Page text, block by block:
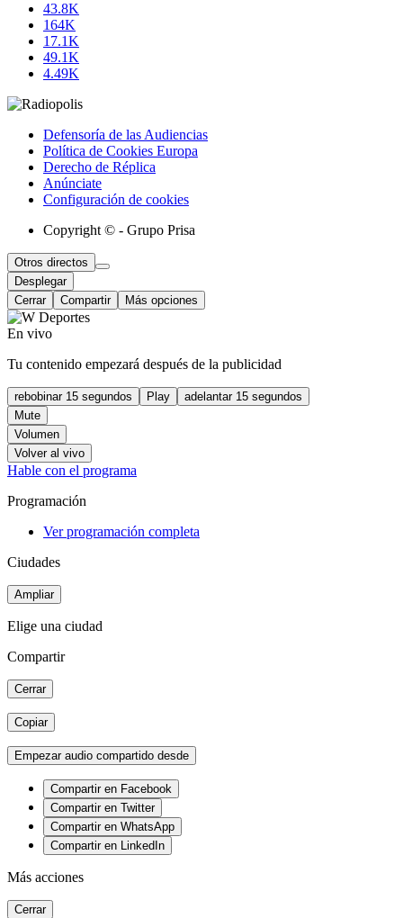
43.8K
164K
17.1K
49.1K
4.49K
Defensoría de las Audiencias
Política de Cookies Europa
Derecho de Réplica
Anúnciate
Configuración de cookies
Copyright © - Grupo Prisa
Otros directos
Desplegar
Cerrar
Compartir Más opciones
En vivo
Tu contenido empezará después de la publicidad
rebobinar 15 segundos Play
adelantar 15 segundos
Mute
Volumen
Volver al vivo
Hable con el programa
Programación
Ver programación completa
Ciudades
Ampliar
Elige una ciudad
Compartir
Cerrar
Copiar
Empezar audio compartido desde
Compartir en Facebook
Compartir en Twitter
Compartir en WhatsApp
Compartir en LinkedIn
Más acciones
Cerrar